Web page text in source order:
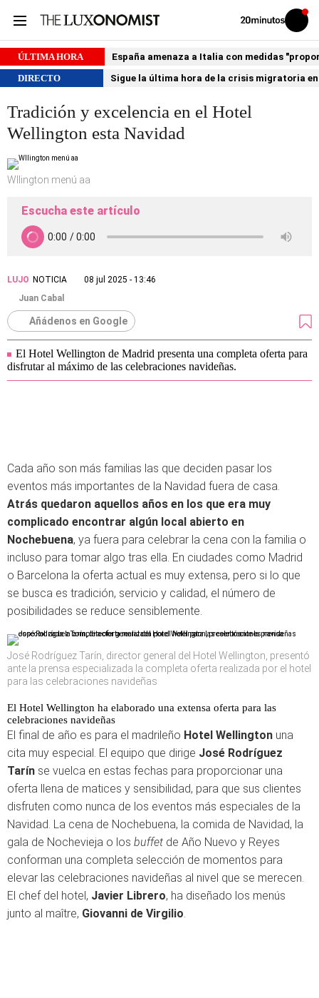
Volver
Iniciar
sesión
ÚLTIMA HORA
España amenaza a Italia con medidas
DIRECTO
Sigue la última hora de la crisis migratoria
Tradición y excelencia en el Hotel
Wellington esta Navidad
Wllington menú aa
Escucha este artículo
LUJO NOTICIA
08 jul 2025 - 13:46
Juan Cabal
Añádenos en Google
El Hotel Wellington de Madrid presenta una completa oferta para
disfrutar al máximo de las celebraciones navideñas.
Cada año son más familias las que deciden pasar los
eventos más importantes de la Navidad fuera de casa.
Atrás quedaron aquellos años en los que era muy
complicado encontrar algún local abierto en
Nochebuena, ya fuera para celebrar la cena con la familia o
incluso para tomar algo tras ella. En ciudades como Madrid
o Barcelona la oferta actual es muy extensa, pero si lo que
se busca es tradición, servicio y calidad, el número de
posibilidades se reduce sensiblemente.
José Rodríguez Tarín, director general del Hotel Wellington, presentó
ante la prensa especializada la completa oferta realizada por el hotel
para las celebraciones navideñas
El Hotel Wellington ha elaborado una extensa oferta para las
celebraciones navideñas
El final de año es para el madrileño Hotel Wellington una
cita muy especial. El equipo que dirige José Rodríguez
Tarín se vuelca en estas fechas para proporcionar una
oferta llena de matices y sensibilidad, para que sus clientes
disfruten como nunca de los eventos más especiales de la
Navidad. La cena de Nochebuena, la comida de Navidad, la
gala de Nochevieja o los buffet de Año Nuevo y Reyes
conforman una completa selección de momentos para
elevar las celebraciones navideñas al nivel que se merecen.
El chef del hotel, Javier Librero, ha diseñado los menús
junto al maître, Giovanni de Virgilio.